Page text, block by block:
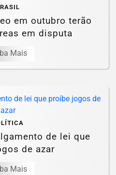
em outubro terão
em disputa
Mais
de lei que
de azar
Mais